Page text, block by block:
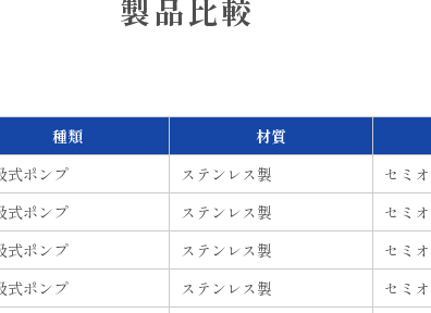
製品比較
種類
材質
式ポンプ ステンレス製
セミ
式ポンプ ステンレス製
セミ
式ポンプ ステンレス製
セミ
式ポンプ ステンレス製
セミ